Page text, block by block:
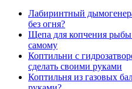
Лабиринтный
без огня?
Щепа для копчения рыбы
самому
Коптильни с
сделать своими руками
Коптильня из газовых